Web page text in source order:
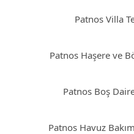
Patnos Villa
Patnos Haşere ve
Patnos Boş
Patnos Havuz